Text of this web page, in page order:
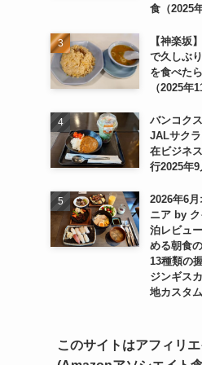
食（2025
【神楽坂
で久しぶ
を食べた
（2025年
バンコク
JALサク
在ビジネ
行2025年9
2026年6
ニア by
泊レビュ
める朝食
13種類の
ジンギス
地カスタ
このサイトはアフィリ